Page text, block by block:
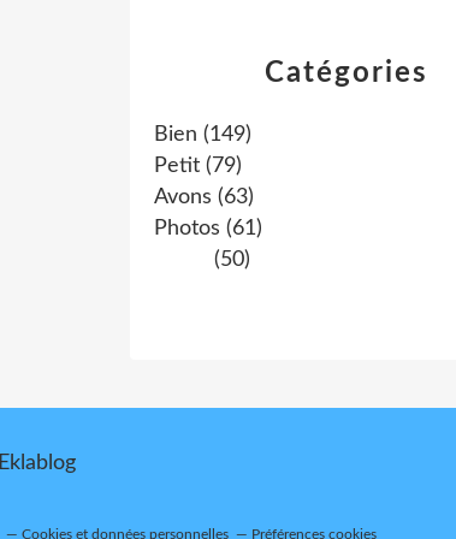
Catégories
Bien (149)
Petit (79)
Avons (63)
Photos (61)
(50)
Eklablog
Cookies et données personnelles Préférences cookies